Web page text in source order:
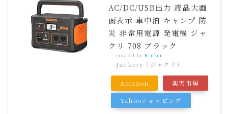
AC/DC/USB出力 液晶大画
面表示 車中泊 キャンプ 防
災 非常用電源 発電機 ジャ
クリ 708 ブラック
created byRinker
Jackery（ジャクリ）
Amazon 楽天市場
Yahooショッピング